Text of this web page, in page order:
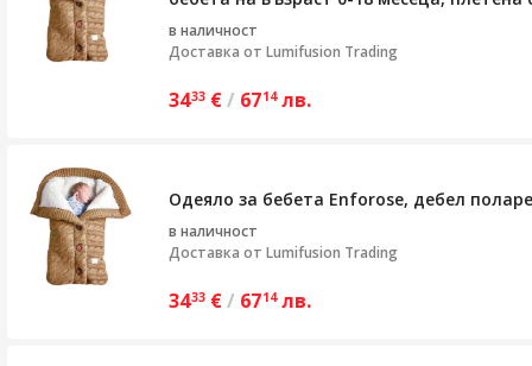
в наличност
Доставка от Lumifusion Trading
3433 €/ 6714 лв.
Одеяло за бебета Enforose, дебел
в наличност
Доставка от Lumifusion Trading
3433 €/ 6714 лв.